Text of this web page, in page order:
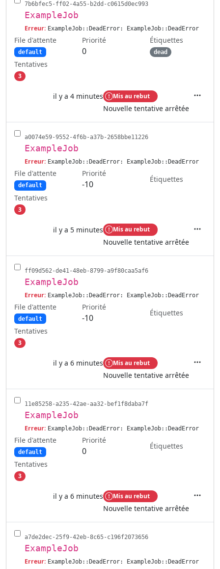
7b6bfec5-ff02-4a55-b2dd-c0615d0ec993
ExampleJob
Erreur: ExampleJob::DeadError: ExampleJob::DeadError
File d'attente
default
Priorité
0
Étiquettes
dead
Tentatives
3
il y a 4 minutes Mis au rebut
Nouvelle tentative arrêtée
a0074e59-9552-4f6b-a37b-2658bbe11226
ExampleJob
Erreur: ExampleJob::DeadError: ExampleJob::DeadError
File d'attente
default
Priorité
-10
Étiquettes
Tentatives
3
il y a 5 minutes Mis au rebut
Nouvelle tentative arrêtée
ff09d562-de41-48eb-8799-a9f80caa5af6
ExampleJob
Erreur: ExampleJob::DeadError: ExampleJob::DeadError
File d'attente
default
Priorité
-10
Étiquettes
Tentatives
3
il y a 6 minutes Mis au rebut
Nouvelle tentative arrêtée
11e85258-a235-42ae-aa32-bef1f8daba7f
ExampleJob
Erreur: ExampleJob::DeadError: ExampleJob::DeadError
File d'attente
default
Priorité
0
Étiquettes
Tentatives
3
il y a 6 minutes Mis au rebut
Nouvelle tentative arrêtée
a7de2dec-25f9-42eb-8c65-c196f2073656
ExampleJob
Erreur: ExampleJob::DeadError: ExampleJob::DeadError